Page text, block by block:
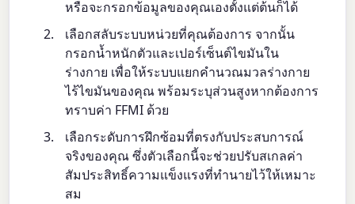
หรือจะกรอกข้อมูลของคุณเองตั้งแต่ต้นก็ได้
เลือกสลับระบบหน่วยที่คุณต้องการ จากนั้น
กรอกน้ำหนักตัวและเปอร์เซ็นต์ไขมันใน
ร่างกาย เพื่อให้ระบบแยกคำนวณมวลร่างกาย
ไร้ไขมันของคุณ พร้อมระบุส่วนสูงหากต้องการ
ทราบค่า FFMI ด้วย
เลือกระดับการฝึกซ้อมที่ตรงกับประสบการณ์
จริงของคุณ ซึ่งตัวเลือกนี้จะช่วยปรับสเกลค่า
สัมประสิทธิ์ความแข็งแรงที่ทำนายไว้ให้เหมาะ
สม